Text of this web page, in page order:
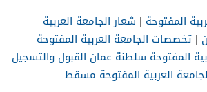
المفتوحة | شعار الجامعة العربية
| تخصصات الجامعة العربية المفتوحة
المفتوحة سلطنة عمان القبول والتسجيل
العربية المفتوحة مسقط